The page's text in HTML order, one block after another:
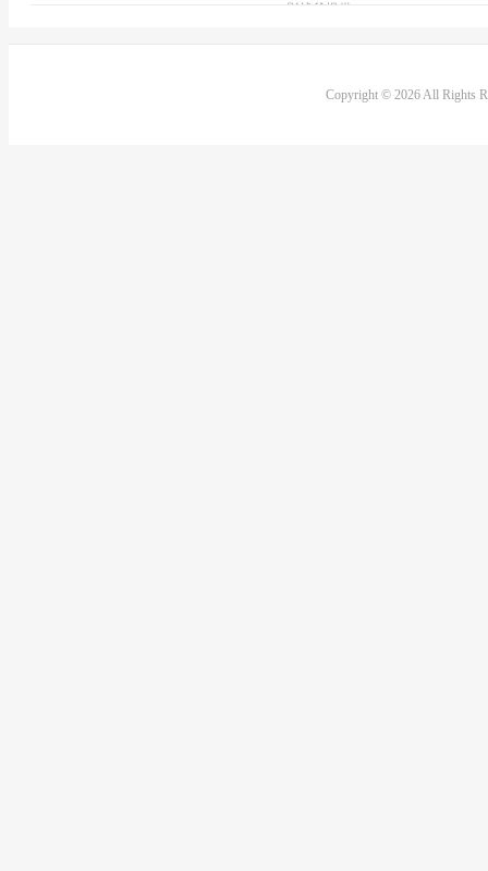
影战斧提供...
Copyright © 2026 All Rights